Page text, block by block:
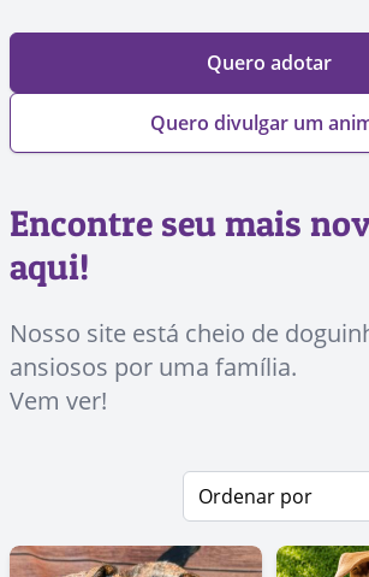
Quero adotar
Quero divulgar um
Encontre seu mais
aqui!
Nosso site está cheio de
ansiosos por uma família.
Vem ver!